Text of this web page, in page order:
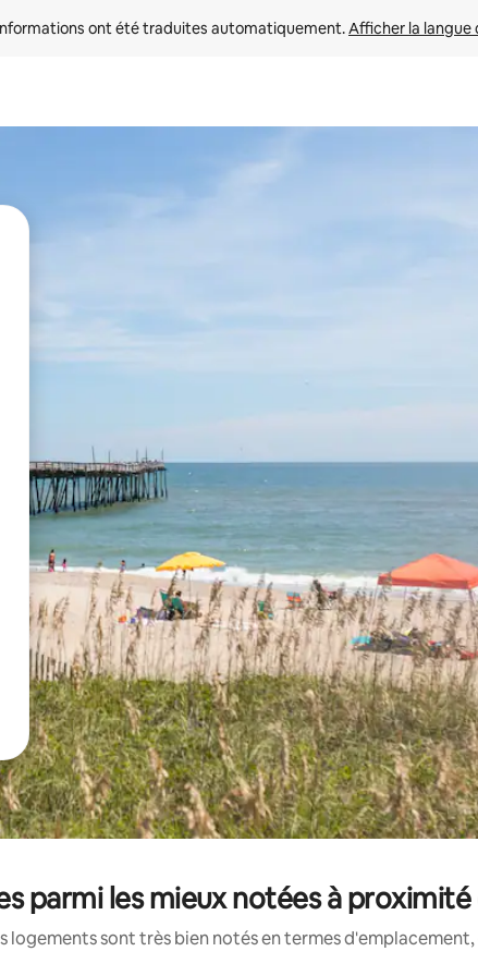
ont été traduites automatiquement. Afficher la langue
le haut et vers le bas pour les parcourir ou en appuyant et en
parmi les mieux notées à
logements sont très bien notés en termes